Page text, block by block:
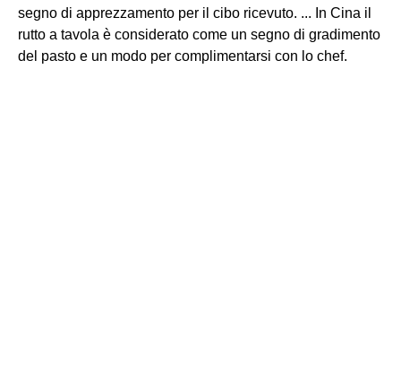
segno di apprezzamento per il cibo ricevuto. ... In Cina il
rutto a tavola è considerato come un segno di gradimento
del pasto e un modo per complimentarsi con lo chef.